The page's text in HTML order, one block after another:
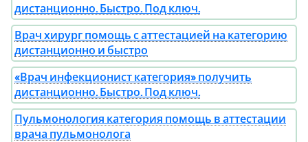
дистанционно. Быстро. Под ключ.
Врач хирург помощь с аттестацией на категорию
дистанционно и быстро
«Врач инфекционист категория» получить
дистанционно. Быстро. Под ключ.
Пульмонология категория помощь в аттестации
врача пульмонолога